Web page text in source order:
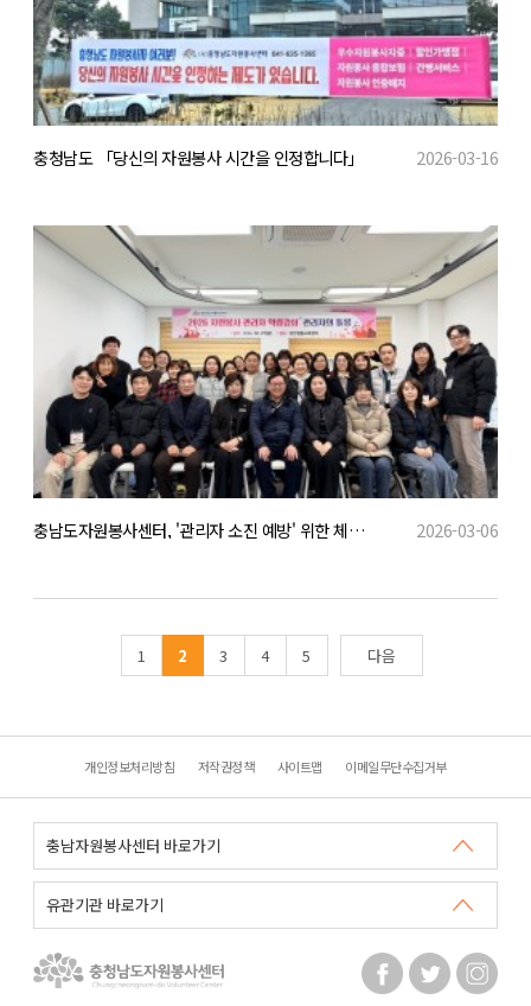
충청남도 「당신의 자원봉사 시간을 인정합니다」 2026-03-16
충남도자원봉사센터, '관리자 소진 예방' 위한 체험형 돌봄 교육 성료 2026-03-06
1 2 3 4 5 다음
개인정보처리방침 저작권정책 사이트맵 이메일무단수집거부